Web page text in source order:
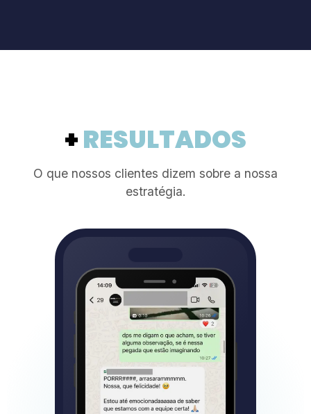
+RESULTADOS
O que nossos clientes dizem sobre a nossa
estratégia.